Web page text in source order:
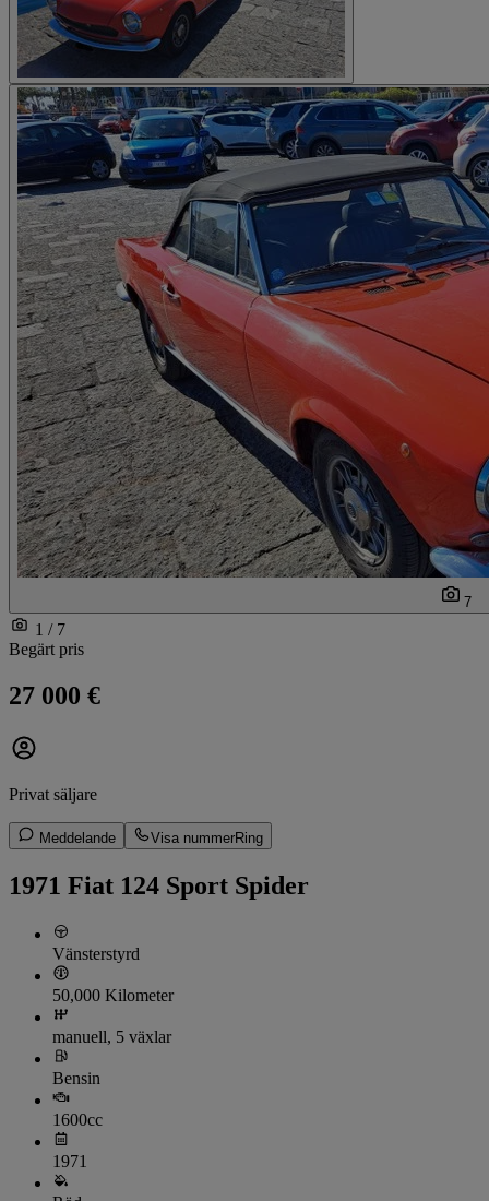
7
1 / 7
Begärt pris
27 000 €
Privat säljare
Meddelande Visa nummerRing
1971 Fiat 124 Sport Spider
Vänsterstyrd
50,000 Kilometer
manuell, 5 växlar
Bensin
1600cc
1971